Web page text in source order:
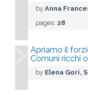
by Anna
pages: 28
Apriamo il
Comuni ricchi
by Elena Gori,